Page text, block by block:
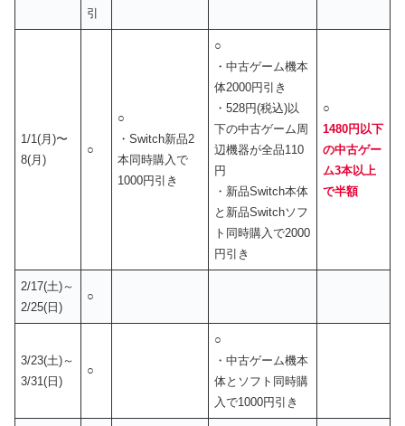
引
1/1(月)〜
8(月)
○
○
・Switch新品2
本同時購入で
1000円引き
○
・中古ゲーム機本
体2000円引き
・528円(税込)以
下の中古ゲーム周
辺機器が全品110
円
・新品Switch本体
と新品Switchソフ
ト同時購入で2000
円引き
○
1480円以下
の中古ゲー
ム3本以上
で半額
2/17(土)～
2/25(日)
○
3/23(土)～
3/31(日)
○
○
・中古ゲーム機本
体とソフト同時購
入で1000円引き